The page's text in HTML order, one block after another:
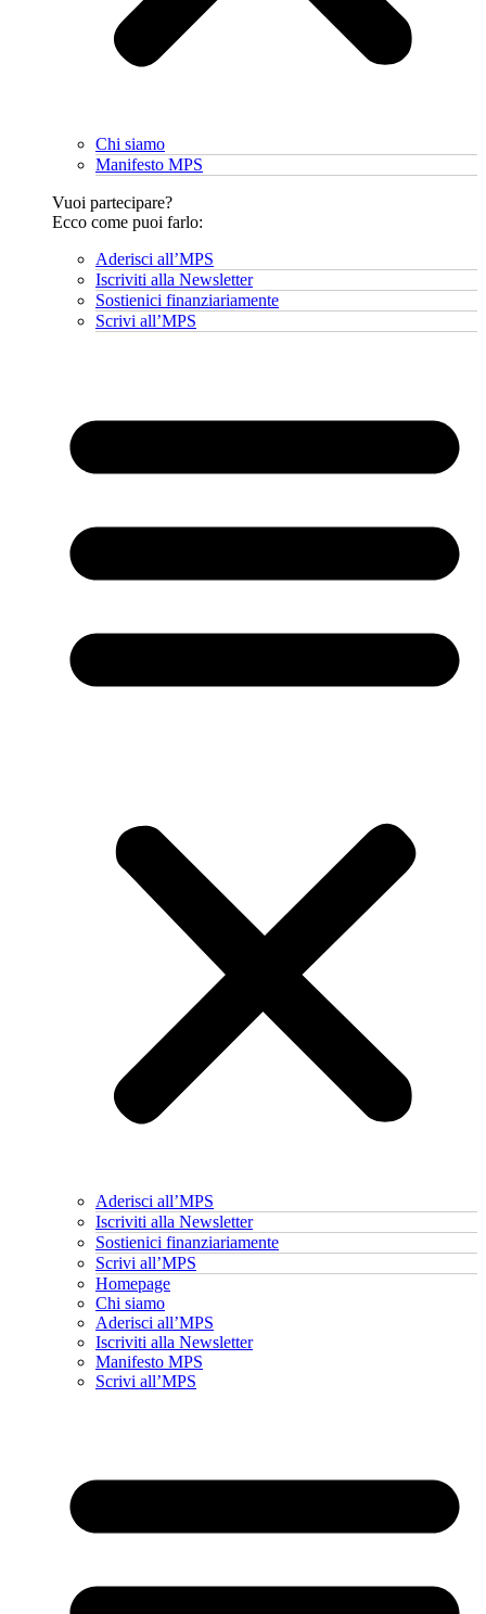
Chi siamo
Manifesto MPS
Vuoi partecipare?
Ecco come puoi farlo:
Aderisci all’MPS
Iscriviti alla Newsletter
Sostienici finanziariamente
Scrivi all’MPS
Aderisci all’MPS
Iscriviti alla Newsletter
Sostienici finanziariamente
Scrivi all’MPS
Homepage
Chi siamo
Aderisci all’MPS
Iscriviti alla Newsletter
Manifesto MPS
Scrivi all’MPS